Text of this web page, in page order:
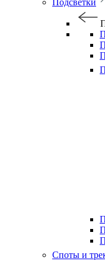
Подсветки
Споты и